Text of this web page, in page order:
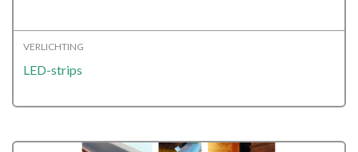
VERLICHTING
LED-strips